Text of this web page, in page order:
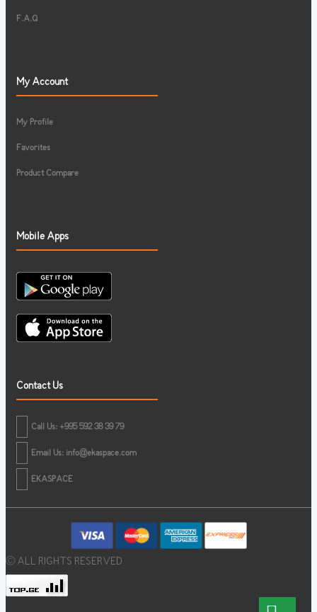
F.A.Q
My Account
My Profile
Favorites
Product Compare
Mobile Apps
Contact Us
Call Us: +995 592 38 39 79
Email Us: info@ekaspace.com
EKASPACE
© ALL RIGHTS RESERVED